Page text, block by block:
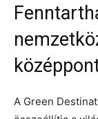
A Green